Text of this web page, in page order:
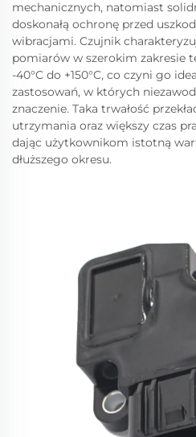
mechanicznych, natomiast
doskonałą ochronę przed
wibracjami. Czujnik
pomiarów w szerokim zakresie
-40°C do +150°C, co czyni go
zastosowań, w których
znaczenie. Taka trwałość
utrzymania oraz większy czas
dając użytkownikom istotną
dłuższego okresu.